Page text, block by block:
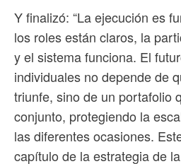
Y finalizó: “La ejecución es
los roles están claros, la
y el sistema funciona. El
individuales no depende de
triunfe, sino de un portafolio
conjunto, protegiendo la
las diferentes ocasiones.
capítulo de la estrategia de